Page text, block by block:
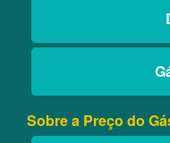
Sobre a Preço do